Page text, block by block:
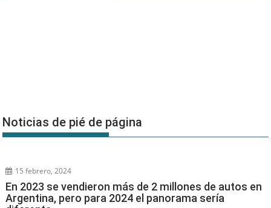
Noticias de pié de página
15 febrero, 2024
En 2023 se vendieron más de 2 millones de autos en
Argentina, pero para 2024 el panorama sería